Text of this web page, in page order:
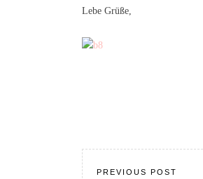
Lebe Grüße,
PREVIOUS POST